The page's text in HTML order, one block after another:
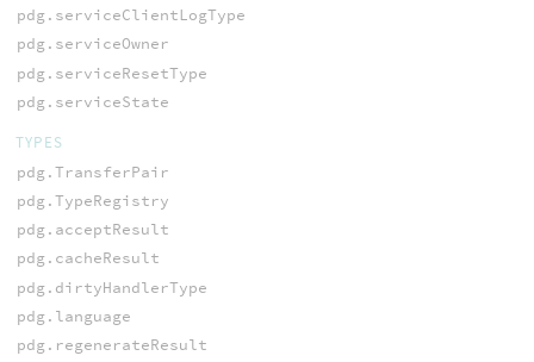
pdg.serviceClientLogType
pdg.serviceOwner
pdg.serviceResetType
pdg.serviceState
TYPES
pdg.TransferPair
pdg.TypeRegistry
pdg.acceptResult
pdg.cacheResult
pdg.dirtyHandlerType
pdg.language
pdg.regenerateResult